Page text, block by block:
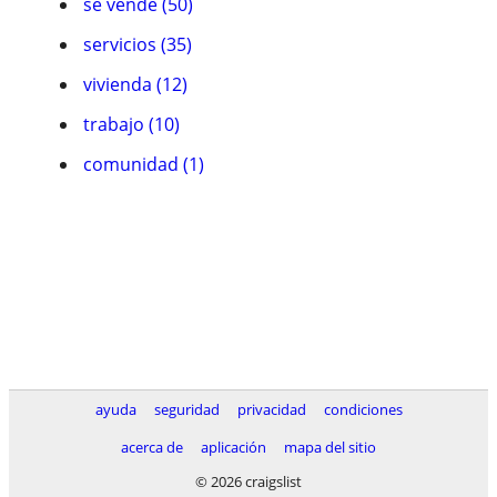
servicios (35)
vivienda (12)
trabajo (10)
comunidad (1)
ayuda seguridad privacidad
condiciones
acerca de
aplicación
mapa del sitio
© 2026 craigslist